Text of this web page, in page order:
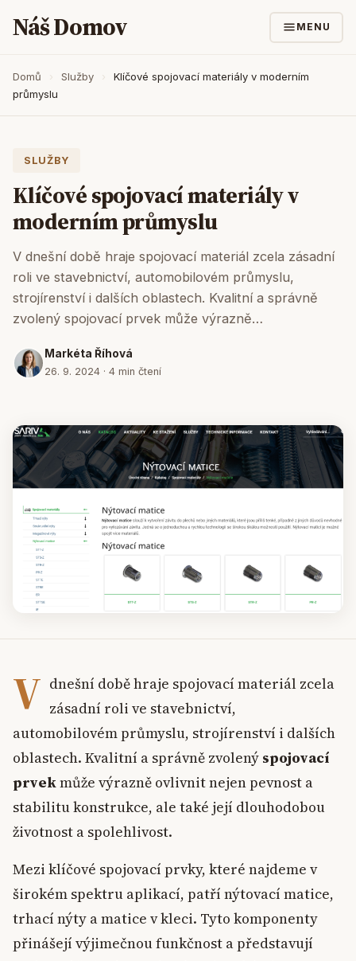
Náš Domov MENU
Domů › Služby ›
Klíčové spojovací materiály v moderním
průmyslu
SLUŽBY
Klíčové spojovací materiály v
moderním průmyslu
V dnešní době hraje spojovací materiál zcela zásadní
roli ve stavebnictví, automobilovém průmyslu,
strojírenství i dalších oblastech. Kvalitní a správně
zvolený spojovací prvek může výrazně…
Markéta Říhová
26. 9. 2024 · 4 min čtení
V dnešní době hraje spojovací materiál zcela
zásadní roli ve stavebnictví,
automobilovém průmyslu, strojírenství i dalších
oblastech. Kvalitní a správně zvolený spojovací
prvekmůže výrazně ovlivnit nejen pevnost a
stabilitu konstrukce, ale také její dlouhodobou
životnost a spolehlivost.
Mezi klíčové spojovací prvky, které najdeme v
širokém spektru aplikací, patří nýtovací matice,
trhací nýty a matice v kleci. Tyto komponenty
přinášejí výjimečnou funkčnost a představují